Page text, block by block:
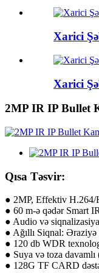
Xarici
Xarici
2MP IR IP Bullet
Qısa Təsvir:
● 2MP, Effektiv H.264/
● 60 m-ə qədər Smart
● Audio və
● Ağıllı Siqnal:
● 120 db WDR
● Suya və toza davamlı
● 128G TF CARD